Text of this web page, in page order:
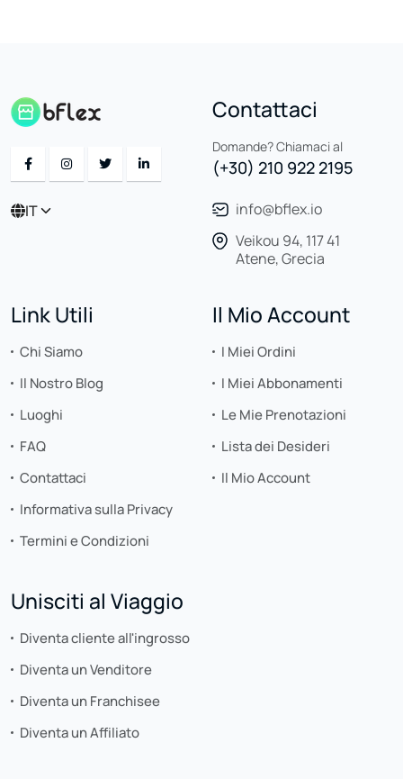
IT
Contattaci
Domande? Chiamaci al
(+30) 210 922 2195
info@bflex.io
Veikou 94, 117 41
Atene, Grecia
Link Utili
Chi Siamo
Il Nostro Blog
Luoghi
FAQ
Contattaci
Informativa sulla Privacy
Termini e Condizioni
Il Mio Account
I Miei Ordini
I Miei Abbonamenti
Le Mie Prenotazioni
Lista dei Desideri
Il Mio Account
Unisciti al Viaggio
Diventa cliente all'ingrosso
Diventa un Venditore
Diventa un Franchisee
Diventa un Affiliato